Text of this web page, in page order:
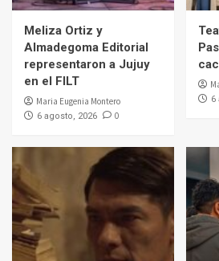
Meliza Ortiz y
Almadegoma Editorial
representaron a Jujuy
en el FILT
Maria Eugenia Montero
6 agosto, 2026 0
6